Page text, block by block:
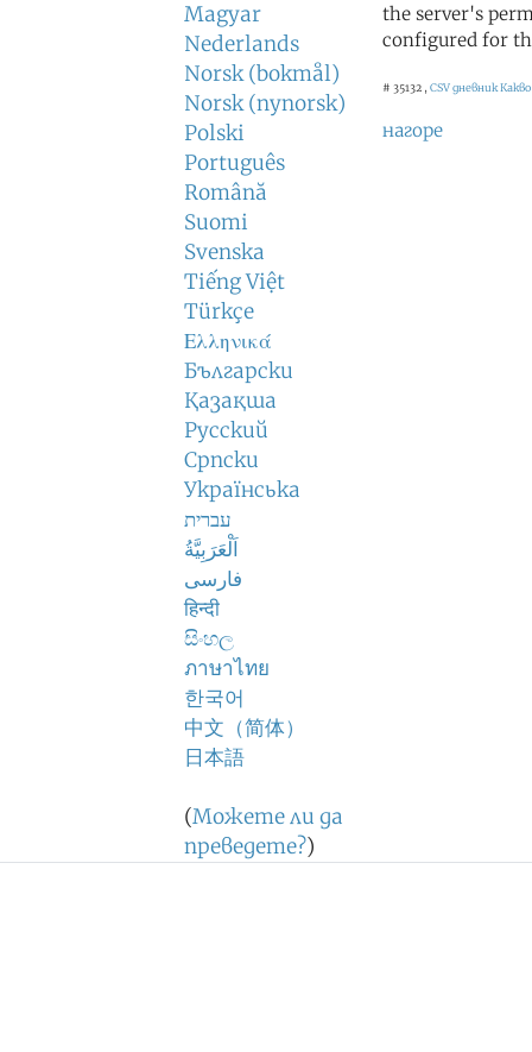
Magyar
Nederlands
Norsk (bokmål)
Norsk (nynorsk)
Polski
Português
Română
Suomi
Svenska
Tiếng Việt
Türkçe
Ελληνικά
Български
Қазақша
Русский
Српски
Українська
עברית
اَلْعَرَبِيَّةُ
فارسی
हिन्दी
සිංහල
ภาษาไทย
한국어
中文（简体）
日本語
(Можете ли да
преведете?)
the server's
configured for
# 35132 , CSV дневник
нагоре